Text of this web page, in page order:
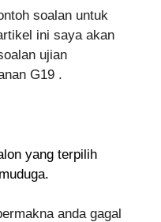
soalan untuk
ini saya akan
ujian
G19 .
yang terpilih
anda gagal